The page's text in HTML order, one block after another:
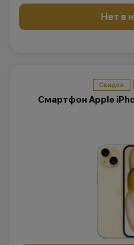
Нет в
Скидка
Смартфон Apple